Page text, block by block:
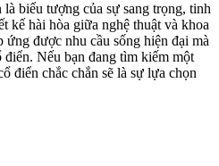
biểu tượng của sự sang trọng, tinh
kế hài hòa giữa nghệ thuật và khoa
được nhu cầu sống hiện đại mà
Nếu bạn đang tìm kiếm một
điển chắc chắn sẽ là sự lựa chọn